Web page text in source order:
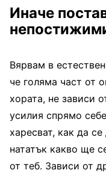
Иначе
Вярвам в
че голяма част от
хората, не зависи
усилия спрямо
харесват, как да
нататък какво ще
от теб. Зависи от